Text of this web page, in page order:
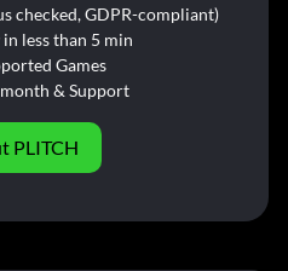
checked, GDPR-compliant)
in less than 5 min
Games
& Support
PLITCH